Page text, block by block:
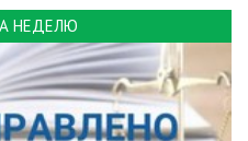
НЕДЕЛЮ